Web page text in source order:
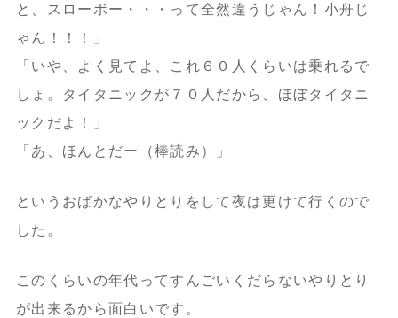
と、スローボー・・・って全然違うじゃん！小舟じ
ゃん！！！」
「いや、よく見てよ、これ６０人くらいは乗れるで
しょ。タイタニックが７０人だから、ほぼタイタニ
ックだよ！」
「あ、ほんとだー（棒読み）」
というおばかなやりとりをして夜は更けて行くので
した。
このくらいの年代ってすんごいくだらないやりとり
が出来るから面白いです。